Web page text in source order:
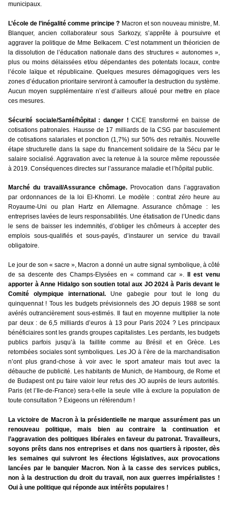
municipaux.
L’école de l’inégalité comme principe ? Macron et son nouveau ministre, M.
Blanquer, ancien collaborateur sous Sarkozy, s’apprête à poursuivre et
aggraver la politique de Mme Belkacem. C’est notamment un théoricien de
la dissolution de l’éducation nationale dans des structures « autonomes »,
plus ou moins délaissées et/ou dépendantes des potentats locaux, contre
l’école laïque et républicaine. Quelques mesures démagogiques vers les
zones d’éducation prioritaire serviront à camoufler la destruction du système.
Aucun moyen supplémentaire n’est d’ailleurs alloué pour mettre en place
ces mesures.
Sécurité sociale/Santé/hôpital : danger !CICE transformé en baisse de
cotisations patronales. Hausse de 17 milliards de la CSG par basculement
de cotisations salariales et ponction (1,7%) sur 50% des retraités. Nouvelle
étape structurelle dans la sape du financement solidaire de la Sécu par le
salaire socialisé. Aggravation avec la retenue à la source même repoussée
à 2019. Conséquences directes sur l’assurance maladie et l’hôpital public.
Marché du travail/Assurance chômage. Provocation dans l’aggravation
par ordonnances de la loi El-Khomri. Le modèle : contrat zéro heure au
Royaume-Uni ou plan Hartz en Allemagne. Assurance chômage : les
entreprises lavées de leurs responsabilités. Une étatisation de l’Unedic dans
le sens de baisser les indemnités, d’obliger les chômeurs à accepter des
emplois sous-qualifiés et sous-payés, d’instaurer un service du travail
obligatoire.
Le jour de son « sacre », Macron a donné un autre signal symbolique, à côté
de sa descente des Champs-Elysées en « command car ».
Il est venu
apporter à Anne Hidalgo son soutien total aux JO 2024 à Paris devant le
Comité olympique international. Une gabegie pour tout le long du
quinquennat ! Tous les budgets prévisionnels des JO depuis 1988 se sont
avérés outrancièrement sous-estimés. Il faut en moyenne multiplier la note
par deux : de 6,5 milliards d’euros à 13 pour Paris 2024 ? Les principaux
bénéficiaires sont les grands groupes capitalistes. Les perdants, les budgets
publics parfois jusqu’à la faillite comme au Brésil et en Grèce. Les
retombées sociales sont symboliques. Les JO à l’ère de la marchandisation
n’ont plus grand-chose à voir avec le sport amateur mais tout avec la
débauche de publicité. Les habitants de Munich, de Hambourg, de Rome et
de Budapest ont pu faire valoir leur refus des JO auprès de leurs autorités.
Paris (et l’Ile-de-France) sera-t-elle la seule ville à exclure la population de
toute consultation ? Exigeons un référendum !
La victoire de Macron à la présidentielle ne marque assurément pas un
renouveau politique, mais bien au contraire la continuation et
l’aggravation des politiques libérales en faveur du patronat. Travailleurs,
soyons prêts dans nos entreprises et dans nos quartiers à riposter, dès
les semaines qui suivront les élections législatives, aux provocations
lancées par le banquier Macron. Non à la casse des services publics,
non à la destruction du droit du travail, non aux guerres impérialistes !
Oui à une politique qui réponde aux intérêts populaires !